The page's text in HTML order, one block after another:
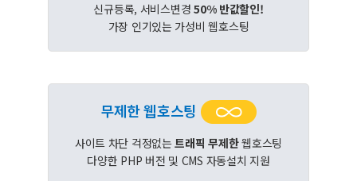
신규등록, 서비스변경50% 반값할인!
가장 인기있는 가성비 웹호스팅
무제한 웹호스팅
사이트 차단 걱정없는트래픽 무제한웹호스팅
다양한 PHP 버전 및 CMS 자동설치 지원